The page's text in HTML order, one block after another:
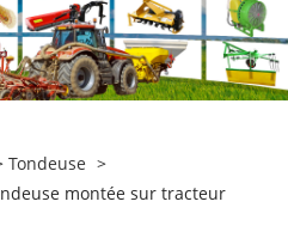
Tondeuse >
montée sur tracteur